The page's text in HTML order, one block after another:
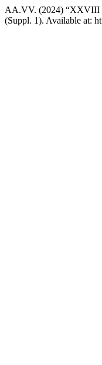
AA.VV. (2024) “XXVIII
(Suppl. 1). Available at: